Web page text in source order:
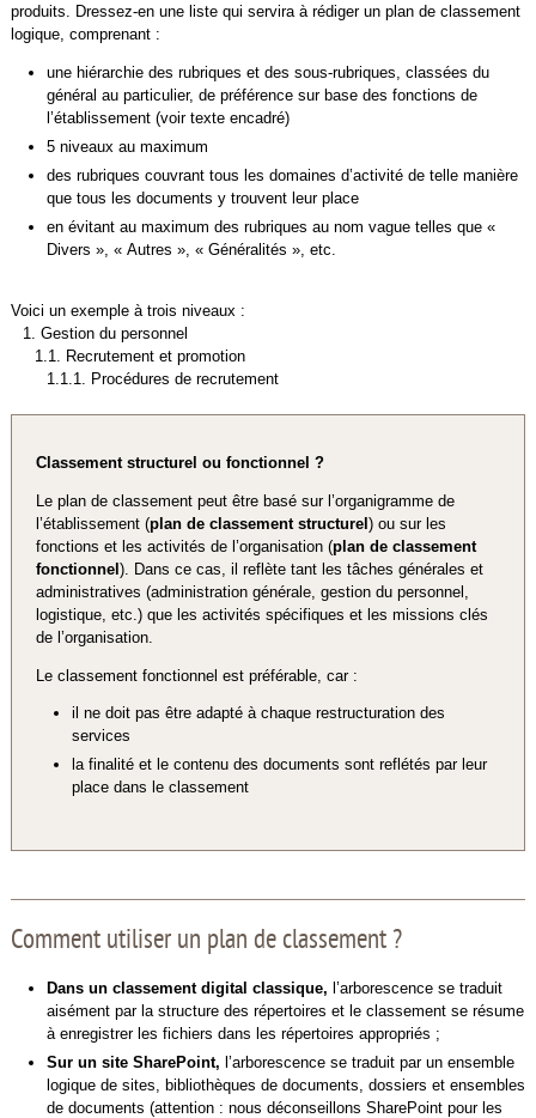
produits. Dressez-en une liste qui servira à rédiger un plan de classement
logique, comprenant :
une hiérarchie des rubriques et des sous-rubriques, classées du
général au particulier, de préférence sur base des fonctions de
l’établissement (voir texte encadré)
5 niveaux au maximum
des rubriques couvrant tous les domaines d’activité de telle manière
que tous les documents y trouvent leur place
en évitant au maximum des rubriques au nom vague telles que «
Divers », « Autres », « Généralités », etc.
Voici un exemple à trois niveaux :
1. Gestion du personnel
1.1.
Recrutement et promotion
1.1.1.
Procédures de recrutement
Classement structurel ou fonctionnel ?
Le plan de classement peut être basé sur l’organigramme de
l’établissement (plan de classement structurel ) ou sur les
fonctions et les activités de l’organisation (plan de classement
fonctionnel ). Dans ce cas, il reflète tant les tâches générales et
administratives (administration générale, gestion du personnel,
logistique, etc.) que les activités spécifiques et les missions clés
de l’organisation.
Le classement fonctionnel est préférable, car :
il ne doit pas être adapté à chaque restructuration des
services
la finalité et le contenu des documents sont reflétés par leur
place dans le classement
Comment utiliser un plan de classement ?
Dans un classement digital classique, l’arborescence se traduit
aisément par la structure des répertoires et le classement se résume
à enregistrer les fichiers dans les répertoires appropriés ;
Sur un site SharePoint, l’arborescence se traduit par un ensemble
logique de sites, bibliothèques de documents, dossiers et ensembles
de documents (attention : nous déconseillons SharePoint pour les